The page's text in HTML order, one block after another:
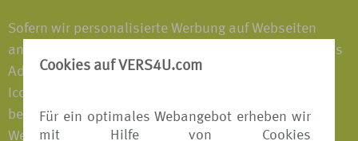
Cookies auf VERS4U.com
Für ein optimales Webangebot erheben wir
mit Hilfe von Cookies
Sofern wir personalisierte Werbung auf Webseiten
anderer Unternehmen zeigen, wird normalerweise das
AdChoices-Icon angezeigt. Beim Anklicken dieses
Icons wird Ihnen eine spezielle Anleitung darüber
bereitgestellt, wie Sie ihre Einstellungen zu Online-
Werbung kontrollieren können. Mehr Informationen